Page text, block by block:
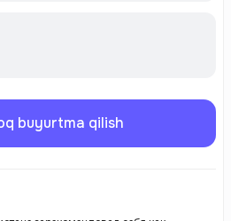
buyurtma qilish